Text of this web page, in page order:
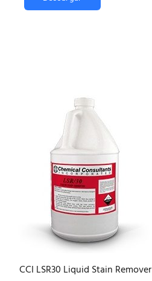
CCI LSR30 Liquid Stain Remover